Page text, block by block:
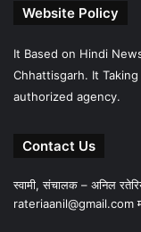
Website Policy
It Based on Hindi
Chhattisgarh. It
authorized agency.
Contact Us
स्वामी, संचालक – अनिल
rateriaanil@gmail.com